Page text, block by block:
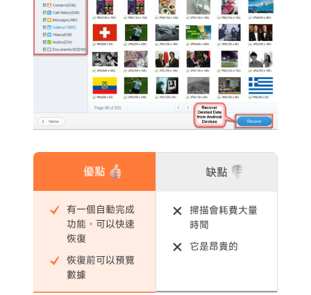
優點
有一個自動完成
功能，可以快速
恢復
恢復前可以預覽
數據
缺點
掃描會耗費大量
時間
它是昂貴的